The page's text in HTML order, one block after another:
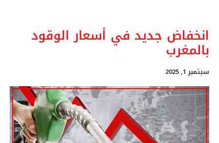
انخفاض جديد في أسعار الوقود
بالمغرب
سبتمبر 1, 2025